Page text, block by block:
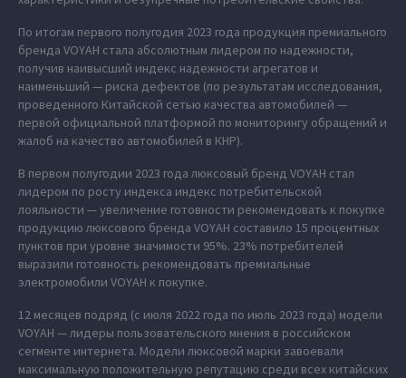
По итогам первого полугодия 2023 года продукция премиального
бренда VOYAH стала абсолютным лидером по надежности,
получив наивысший индекс надежности агрегатов и
наименьший — риска дефектов (по результатам исследования,
проведенного Китайской сетью качества автомобилей —
первой официальной платформой по мониторингу обращений и
жалоб на качество автомобилей в КНР).
В первом полугодии 2023 года люксовый бренд VOYAH стал
лидером по росту индекса индекс потребительской
лояльности — увеличение готовности рекомендовать к покупке
продукцию люксового бренда VOYAH составило 15 процентных
пунктов при уровне значимости 95%. 23% потребителей
выразили готовность рекомендовать премиальные
электромобили VOYAH к покупке.
12 месяцев подряд (с июля 2022 года по июль 2023 года) модели
VOYAH — лидеры пользовательского мнения в российском
сегменте интернета. Модели люксовой марки завоевали
максимальную положительную репутацию среди всех китайских